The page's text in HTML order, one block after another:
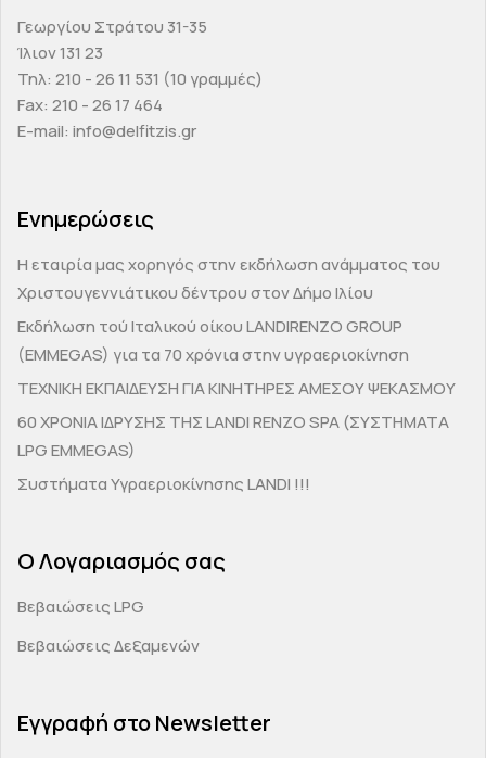
Γεωργίου Στράτου 31-35
Ίλιον 131 23
Τηλ: 210 - 26 11 531 (10 γραμμές)
Fax: 210 - 26 17 464
E-mail: info@delfitzis.gr
Ενημερώσεις
H εταιρία μας χορηγός στην εκδήλωση ανάμματος του
Χριστουγεννιάτικου δέντρου στον Δήμο Ιλίου
Εκδήλωση τού Ιταλικού οίκου LANDIRENZO GROUP
(EMMEGAS) για τα 70 χρόνια στην υγραεριοκίνηση
ΤΕΧΝΙΚΗ ΕΚΠΑΙΔΕΥΣΗ ΓΙΑ ΚΙΝΗΤΗΡΕΣ ΑΜΕΣΟΥ ΨΕΚΑΣΜΟΥ
60 ΧΡΟΝΙΑ ΙΔΡΥΣΗΣ ΤΗΣ LANDI RENZO SPA (ΣΥΣΤΗΜΑΤΑ
LPG EMMEGAS)
Συστήματα Υγραεριοκίνησης LANDI !!!
Ο Λογαριασμός σας
Βεβαιώσεις LPG
Βεβαιώσεις Δεξαμενών
Εγγραφή στο Newsletter